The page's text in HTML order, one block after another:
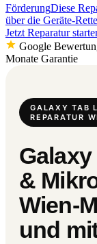
FörderungDiese
über die Geräte-
Jetzt Reparatur
Google
Monate Garantie
GALAXY TAB
REPARATUR
&
Wien-
und